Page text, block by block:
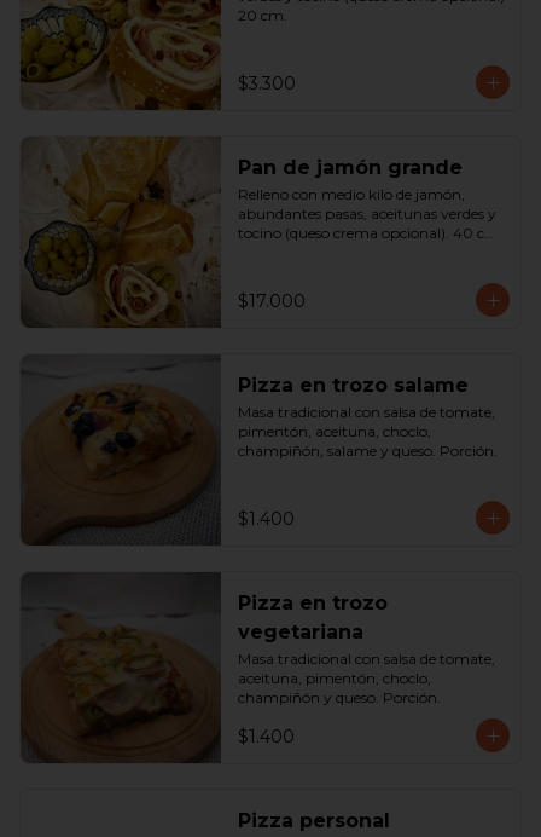
20 cm.
$3.300
Pan de jamón grande
Relleno con medio kilo de jamón,
abundantes pasas, aceitunas verdes y
tocino (queso crema opcional). 40 cm
$17.000
Pizza en trozo salame
Masa tradicional con salsa de tomate,
pimentón, aceituna, choclo,
champiñón, salame y queso. Porción.
$1.400
Pizza en trozo
vegetariana
Masa tradicional con salsa de tomate,
aceituna, pimentón, choclo,
champiñón y queso. Porción.
$1.400
Pizza personal